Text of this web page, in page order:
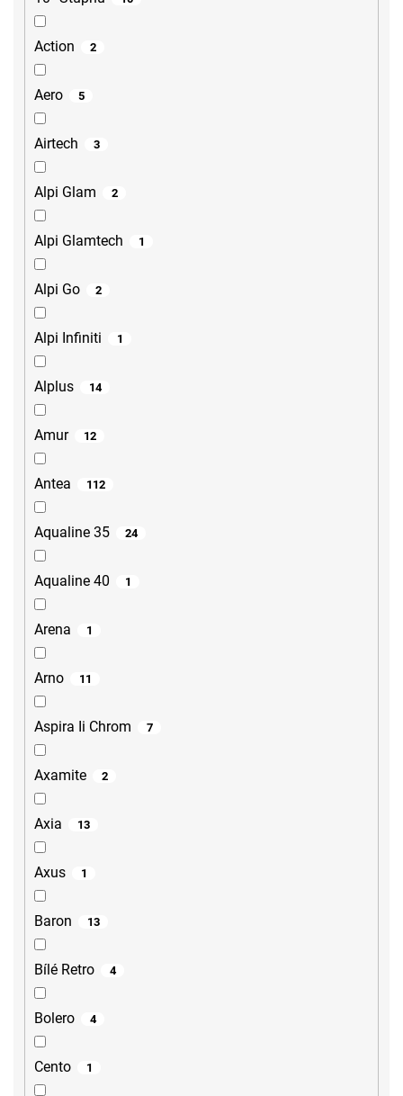
Action 2
Aero 5
Airtech 3
Alpi Glam 2
Alpi Glamtech 1
Alpi Go 2
Alpi Infiniti 1
Alplus 14
Amur 12
Antea 112
Aqualine 35 24
Aqualine 40 1
Arena 1
Arno 11
Aspira Ii Chrom 7
Axamite 2
Axia 13
Axus 1
Baron 13
Bílé Retro 4
Bolero 4
Cento 1